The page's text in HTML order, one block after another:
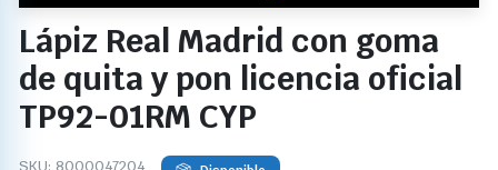
Lápiz Real Madrid con goma
de quita y pon licencia oficial
TP92-01RM CYP
SKU: 8000047204